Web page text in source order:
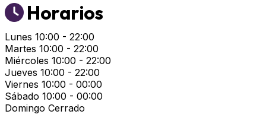
Horarios
Lunes 10:00 - 22:00
Martes 10:00 - 22:00
Miércoles 10:00 - 22:00
Jueves 10:00 - 22:00
Viernes 10:00 - 00:00
Sábado 10:00 - 00:00
Domingo Cerrado